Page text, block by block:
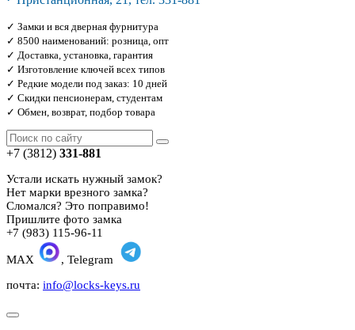
✓ Замки и вся дверная фурнитура
✓ 8500 наименований: розница, опт
✓ Доставка, установка, гарантия
✓ Изготовление ключей всех типов
✓ Редкие модели под заказ: 10 дней
✓ Скидки пенсионерам, студентам
✓ Обмен, возврат, подбор товара
+7 (3812) 331-881
Устали искать нужный замок?
Нет марки врезного замка?
Сломался? Это поправимо!
Пришлите фото замка
+7 (983) 115-96-11
MAX
, Telegram
почта: info@locks-keys.ru